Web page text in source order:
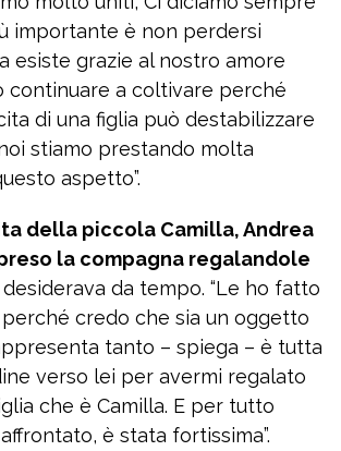
importante è non perdersi
esiste grazie al nostro amore
continuare a coltivare perché
di una figlia può destabilizzare
stiamo prestando molta
aspetto”.
della piccola Camilla, Andrea
la compagna regalandole
da tempo. “Le ho fatto
credo che sia un oggetto
tanto – spiega – è tutta
verso lei per avermi regalato
che è Camilla. E per tutto
è stata fortissima”.